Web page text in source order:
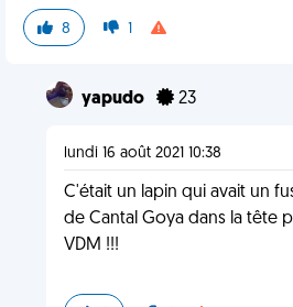
8 1
yapudo 23
lundi 16 août 2021 10:38
C'était un lapin qui avait un
de Cantal Goya dans la tête
VDM !!!